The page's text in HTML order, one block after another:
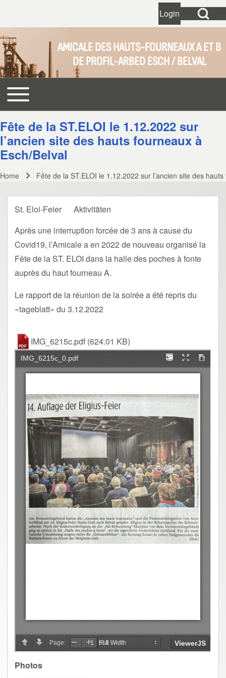
Close search
Search
Open Search
User account
LoginOpen login
AMICALE DES HAUTS-FOURNEAUX A ET B
DE PROFIL-ARBED ESCH / BELVAL
Main navigation
Toggle main menu
Fête de la ST.ELOI le 1.12.2022 sur
l’ancien site des hauts fourneaux à
Esch/Belval
Home Fête de la ST.ELOI le 1.12.2022 sur l’ancien site des
St. Eloi-Feier
Aktivitäten
Après une interruption forcée de 3 ans à cause du
Covid19, l’Amicale a en 2022 de nouveau organisé la
Fête de la ST. ELOI dans la halle des poches à fonte
auprès du haut fourneau A.
Le rapport de la réunion de la soirée a été repris du
«tageblatt» du 3.12.2022
IMG_6215c.pdf (624.01 KB)
Photos